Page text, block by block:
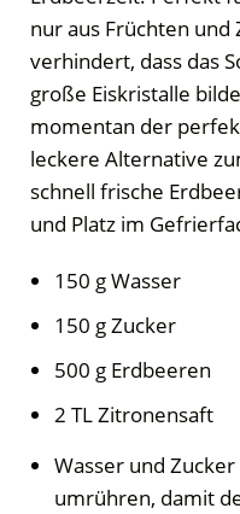
nur aus Früchten und
verhindert, dass das
große Eiskristalle
momentan der
leckere Alternative
schnell frische
und Platz im
150 g Wasser
150 g Zucker
500 g Erdbeeren
2 TL Zitronensaft
Wasser und
umrühren, damit